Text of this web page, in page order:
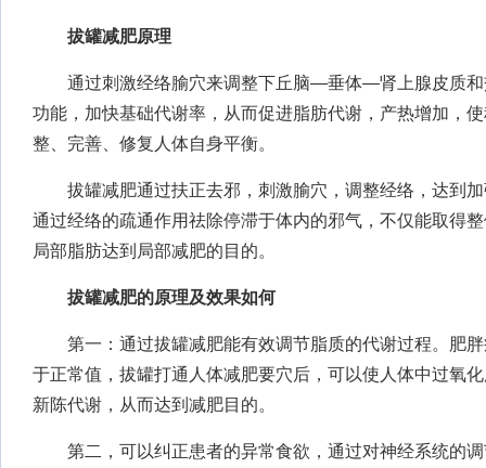
拔罐减肥原理
通过刺激经络腧穴来调整下丘脑—垂体—肾上腺皮质和
功能，加快基础代谢率，从而促进脂肪代谢，产热增加，
整、完善、修复人体自身平衡。
拔罐减肥通过扶正去邪，刺激腧穴，调整经络，达到加
通过经络的疏通作用祛除停滞于体内的邪气，不仅能取得
局部脂肪达到局部减肥的目的。
拔罐减肥的原理及效果如何
第一：通过拔罐减肥能有效调节脂质的代谢过程。肥胖
于正常值，拔罐打通人体减肥要穴后，可以使人体中过氧
新陈代谢，从而达到减肥目的。
第二，可以纠正患者的异常食欲，通过对神经系统的调